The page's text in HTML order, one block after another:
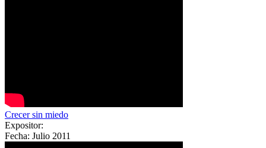
Crecer sin miedo
Expositor:
Fecha: Julio 2011